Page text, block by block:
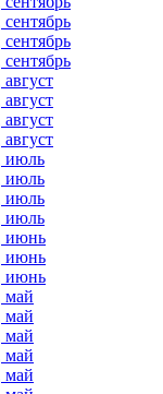
июль
июль
июль
июль
июнь
июнь
июнь
май
май
май
май
май